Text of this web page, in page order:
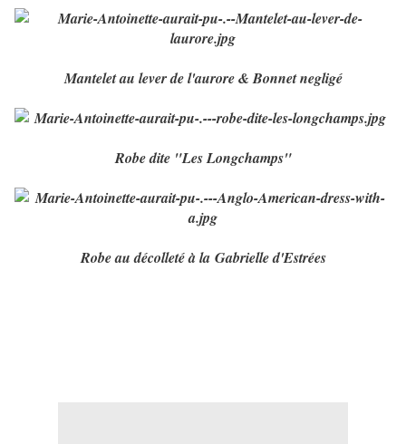
Mantelet au lever de l'aurore & Bonnet negligé
Robe dite "Les Longchamps"
Robe au décolleté à la Gabrielle d'Estrées